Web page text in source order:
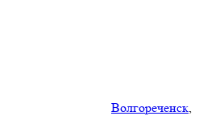
Волгореченск,